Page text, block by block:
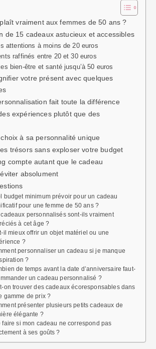
vraiment aux femmes de 50 ans ?
de 15 cadeaux astucieux et accessibles
attentions à moins de 20 euros
raffinés entre 20 et 30 euros
bien-être et santé jusqu’à 50 euros
votre présent avec quelques
fait toute la différence
expériences plutôt que des
à sa personnalité unique
trésors sans exploser votre budget
compte autant que le cadeau
absolument
budget minimum prévoir pour un cadeau
pour une femme de 50 ans ?
cadeaux personnalisés sont-ils vraiment
à cet âge ?
il mieux offrir un objet matériel ou une
?
personnaliser un cadeau si je manque
?
de temps avant la date d’anniversaire faut-
un cadeau personnalisé ?
on trouver des cadeaux écoresponsables dans
gamme de prix ?
présenter plusieurs petits cadeaux de
élégante ?
faire si mon cadeau ne correspond pas
à ses goûts ?